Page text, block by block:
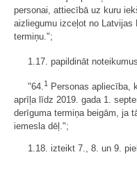
personai, attiecībā uz kuru
aizliegumu izceļot no Latvijas
termiņu.";
1.17. papildināt
"64.1
Personas apliecība,
aprīļa līdz 2019. gada 1.
derīguma termiņa beigām, ja
iemesla dēļ.";
1.18. izteikt 7., 8. un 9.